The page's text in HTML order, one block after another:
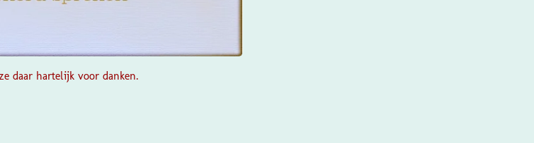
daar hartelijk voor danken.